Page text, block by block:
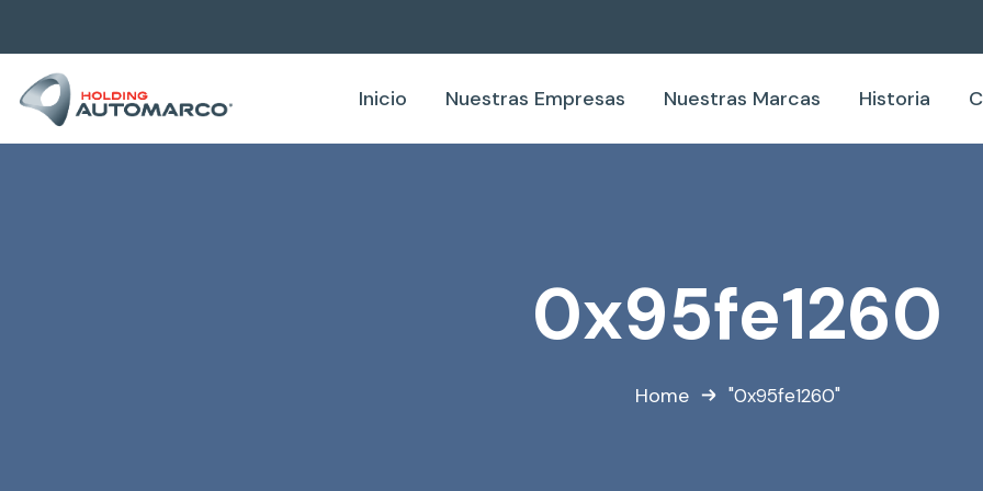
Inicio Nuestras Empresas Nuestras Marcas Historia
0x95fe1260
Home "0x95fe1260"